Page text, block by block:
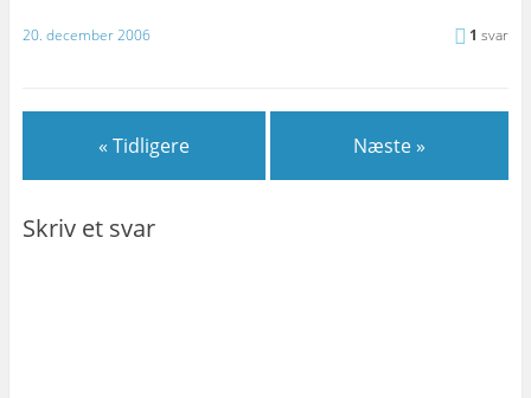
20. december 2006 1 svar
« Tidligere Næste »
Skriv et svar